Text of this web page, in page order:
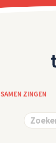
SAMEN ZINGEN